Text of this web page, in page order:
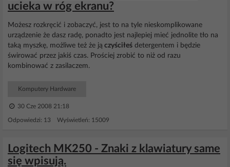
ucieka w róg ekranu?
Możesz rozkręcić i zobaczyć, jest to na tyle nieskomplikowane
urządzenie że dasz radę, ponadto jest najlepiej mieć jednolite tło na
taką myszkę, możliwe też że ją czyściłeś detergentem i będzie
świrować przez jakiś czas. Prościej zrobić to niż od razu
kombinować z zasilaczem.
Komputery Hardware
30 Cze 2008 21:18
Odpowiedzi: 13 Wyświetleń: 15009
Logitech MK250 - Znaki z klawiatury same
się wpisują.